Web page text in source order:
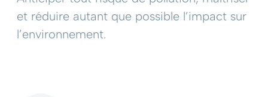
et réduire autant que possible l’impact sur
l’environnement.